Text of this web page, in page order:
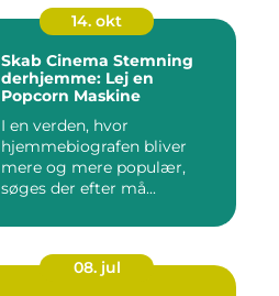
14. okt
Skab Cinema Stemning
derhjemme: Lej en
Popcorn Maskine
I en verden, hvor
hjemmebiografen bliver
mere og mere populær,
søges der efter må...
08. jul